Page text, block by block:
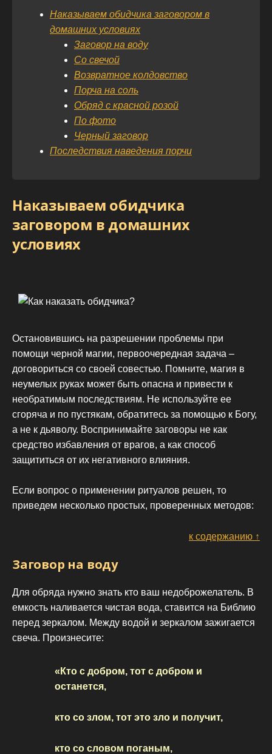
Наказываем обидчика заговором в
домашних условиях
Заговор на воду
Со свечой
Возвратное колдовство
Порча на соль
Обряд с красной розой
По фото
Черный заговор
Последствия наведения порчи
Наказываем обидчика
заговором в домашних
условиях
Остановившись на разрешении проблемы при
помощи черной магии, первоочередная задача –
договориться со своей совестью. Помните, магия в
неумелых руках может быть опасна и привести к
необратимым последствиям. Не используйте ее
сгоряча и по пустякам, обратитесь за помощью к Богу,
а не к дьяволу. Воспринимайте заговоры не как
средство избавления от врагов, а как способ
защититься от их негативного влияния.
Если вопрос о применении ритуалов решен, то
приведем несколько простых, проверенных методов:
к содержанию ↑
Заговор на воду
Для обряда нужно знать кто ваш недоброжелатель. В
емкость наливается чистая вода, ставится на Библию
перед зеркалом. Между водой и зеркалом зажигается
свеча. Произнесите:
«Кто с добром, тот с добром и
останется,
кто со злом, тот это зло и получит,
кто со словом поганым,